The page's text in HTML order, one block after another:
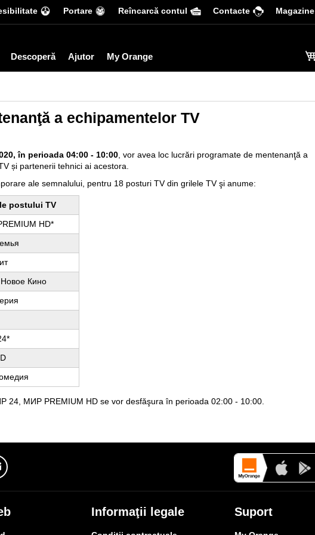
Portare Reîncarcă contul Сontacte Magazine
Descoperă Ajutor My Orange
a echipamentelor TV
, în perioada 04:00 - 10:00 , vor avea loc lucrări programate de mentenanţă a
și partenerii tehnici ai acestora.
ale semnalului, pentru 18 posturi TV din grilele TV şi anume:
postului TV
HD*
Кино
МИР PREMIUM HD se vor desfăşura în perioada 02:00 - 10:00.
Informaţii legale Suport